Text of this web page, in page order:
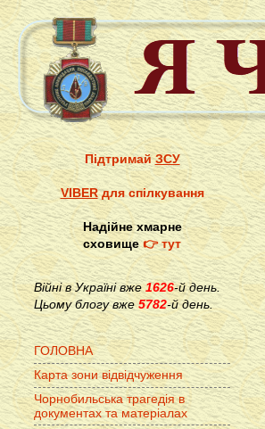
ПідтримайЗСУ
VIBERдля спілкування
Надійне хмарне
сховище👉 тут
Війні в Україні вже1626-й день.
Цьому блогу вже 5782-й день.
ГОЛОВНА
Карта зони відвідчуження
Чорнобильська трагедія в
документах та матеріалах